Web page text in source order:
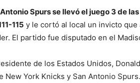
Spurs se llevó el juego 3 de
115 y le cortó al local un invicto
El partido fue disputado en el
de los Estados Unidos,
New York Knicks y San Antonio